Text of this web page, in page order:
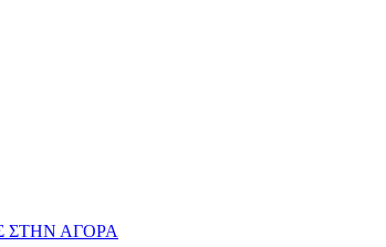
ΣΤΗΝ ΑΓΟΡΑ